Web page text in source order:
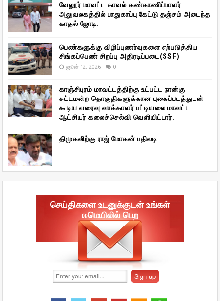
வேலூர் மாவட்ட காவல் கண்காணிப்பாளர்
அலுவலகத்தில் பாதுகாப்பு கேட்டு தஞ்சம் அடைந்த
காதல் ஜோடி.
பெண்களுக்கு விழிப்புணர்வுகளை ஏற்படுத்திய
சிங்கப்பெண் சிறப்பு அதிரடிப்படை(SSF)
ஜூன் 12, 2026 0
காஞ்சிபுரம் மாவட்டத்திற்கு உட்பட்ட நான்கு
சட்டமன்ற தொகுதிகளுக்கான புகைப்படத்துடன்
கூடிய வரைவு வாக்காளர் பட்டியலை மாவட்ட
ஆட்சியர் கலைச்செல்வி வெளியிட்டார்.
திமுகவிற்கு ராஜ் மோகன் பதிலடி
செய்திகளை உடனுக்குடன் உங்கள்
ஈமெயிலில் பெற